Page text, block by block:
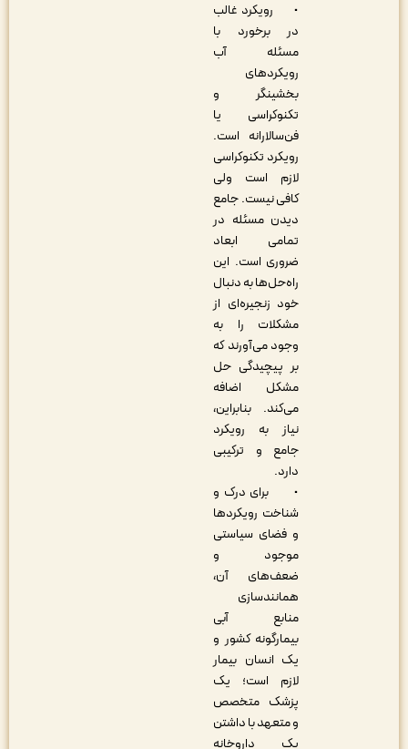
• رویکرد غالب
در برخورد با
مسئله آب
رویکردهای
بخشی­نگر و
تکنوکراسی یا
فن‌سالارانه است.
رویکرد تکنوکراسی
لازم است ولی
کافی نیست. جامع
دیدن مسئله در
تمامی ابعاد
ضروری است. این
راه‌حل‌ها به دنبال
خود زنجیره‌ای از
مشکلات را به
وجود می‌آورند که
بر پیچیدگی حل
مشکل اضافه
می‌کند. بنابراین،
نیاز به رویکرد
جامع و ترکیبی
• برای درک و
شناخت رویکردها
و فضای سیاستی
موجود و
ضعف‌های آن،
همانندسازی
منابع آبی
بیمارگونه کشور و
یک انسان بیمار
لازم است؛ یک
پزشک متخصص
و متعهد با داشتن
یک داروخانه